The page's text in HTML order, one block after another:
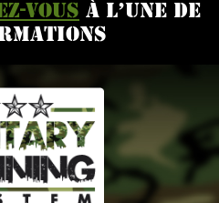
VOUS À L’UNE DE